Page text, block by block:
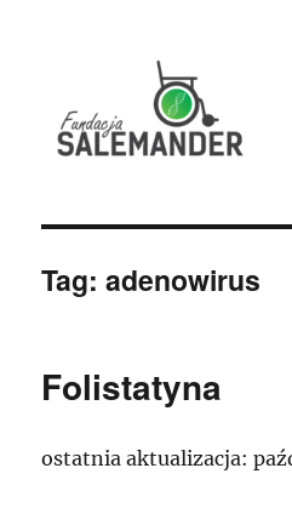
Tag:adenowirus
Folistatyna
ostatnia aktualizacja: